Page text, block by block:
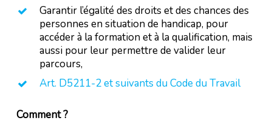
Garantir l’égalité des droits et des chances des
personnes en situation de handicap, pour
accéder à la formation et à la qualification, mais
aussi pour leur permettre de valider leur
parcours,
Art. D5211-2 et suivants du Code du Travail
Comment ?